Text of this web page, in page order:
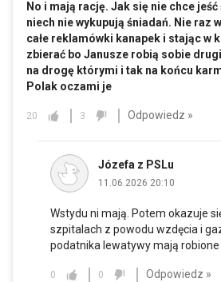
No i mają rację. Jak się nie chce
niech nie wykupują śniadań. Nie raz
całe reklamówki kanapek i stając w
zbierać bo Janusze robią sobie
na drogę którymi i tak na końcu
Polak oczami je
20 3 Odpowiedz »
Józefa z PSLu
11.06.2026 20:10
Wstydu ni mają. Potem okazuje
szpitalach z powodu wzdęcia i
podatnika lewatywy mają robione
0 0 Odpowiedz »